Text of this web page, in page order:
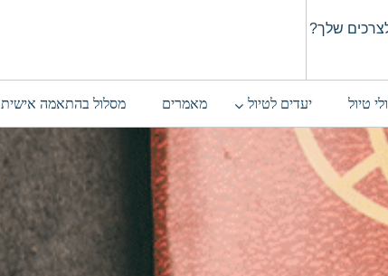
שלך?
טיול יעדים לטיול מאמרים מסלול בהתאמה אישית